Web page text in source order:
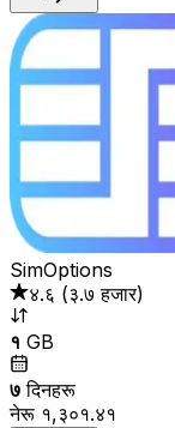
SimOptions
४.६ (३.७ हजार)
१ GB
७ दिनहरू
नेरू १,३०१.४१